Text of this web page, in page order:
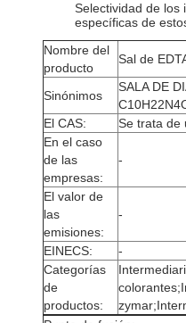
Selectividad de los
específicas de
Nombre del
producto
Sal de
Sinónimos
SALA DE
El CAS:
Se trata de
En el caso
de las
empresas:
-
El valor de
las
emisiones:
-
EINECS:
-
Categorías
de
productos: